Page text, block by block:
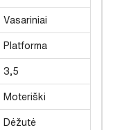
Vasariniai
Platforma
3,5
Moteriški
Dėžutė